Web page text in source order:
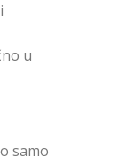
u
samo